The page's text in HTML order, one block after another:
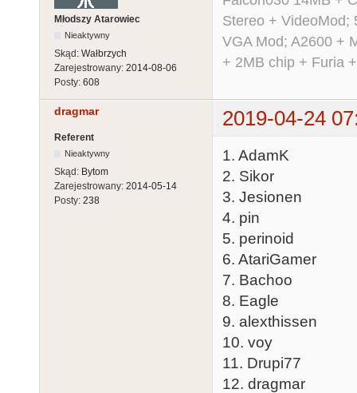
Młodszy Atarowiec
Nieaktywny
Skąd: Wałbrzych
Zarejestrowany: 2014-08-06
Posty: 608
Stereo + VideoMod;
VGA Mod; A2600 +
+ 2MB chip + Furia
dragmar 2019-04-24
Referent
Nieaktywny
Skąd: Bytom
Zarejestrowany: 2014-05-14
Posty: 238
1. AdamK
2. Sikor
3. Jesionen
4. pin
5. perinoid
6. AtariGamer
7. Bachoo
8. Eagle
9. alexthissen
10. voy
11. Drupi77
12. dragmar